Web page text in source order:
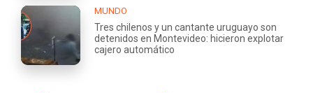
MUNDO
Tres chilenos y un cantante uruguayo son
detenidos en Montevideo: hicieron explotar
cajero automático